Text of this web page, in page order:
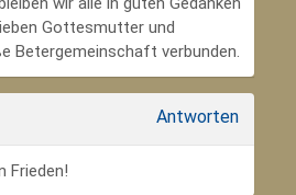
Gottesmutter und
Betergemeinschaft verbunden.
Antworten
Frieden!